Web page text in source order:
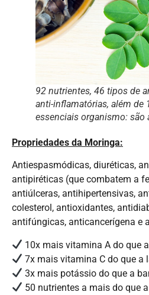
92 nutrientes, 46 tipos de
anti-inflamatórias, além de
essenciais organismo: são
Propriedades da Moringa:
Antiespasmódicas, diuréticas,
antipiréticas (que combatem a
antiúlceras, antihipertensivas,
colesterol, antioxidantes,
antifúngicas, anticancerígena e
10x mais vitamina A do que
7x mais vitamina C do que a
3x mais potássio do que a
50 nutrientes a mais do que